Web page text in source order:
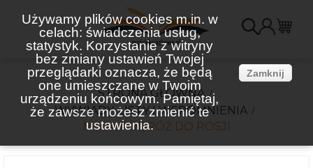
Używamy plików cookies m.in. w
celach: świadczenia usług,
statystyk. Korzystanie z witryny
bez zmiany ustawień Twojej
przeglądarki oznacza, że będą
one umieszczane w Twoim
urządzeniu końcowym. Pamiętaj,
że zawsze możesz zmienić te
ustawienia.
Zamknij
STRONA GŁÓWNA
WYWIADY, LISTY I WSPOMNIENIA
MOJA PODRÓŻ DO ROSJI